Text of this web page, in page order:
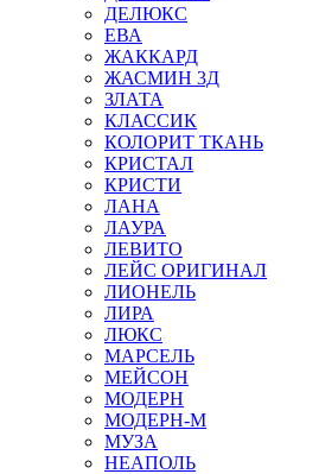
ДЕЛЮКС
ЕВА
ЖАККАРД
ЖАСМИН 3Д
ЗЛАТА
КЛАССИК
КОЛОРИТ ТКАНЬ
КРИСТАЛ
КРИСТИ
ЛАНА
ЛАУРА
ЛЕВИТО
ЛЕЙС ОРИГИНАЛ
ЛИОНЕЛЬ
ЛИРА
ЛЮКС
МАРСЕЛЬ
МЕЙСОН
МОДЕРН
МОДЕРН-М
МУЗА
НЕАПОЛЬ